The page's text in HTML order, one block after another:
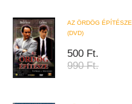
AZ ÖRDÖG ÉPÍTÉSZE
(DVD)
500 Ft.
990 Ft.